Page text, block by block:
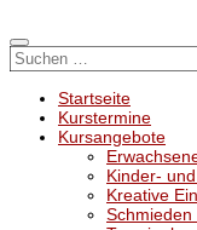
Suchen
nach:
Startseite
Kurstermine
Kursangebote
Kinder-
Kreative